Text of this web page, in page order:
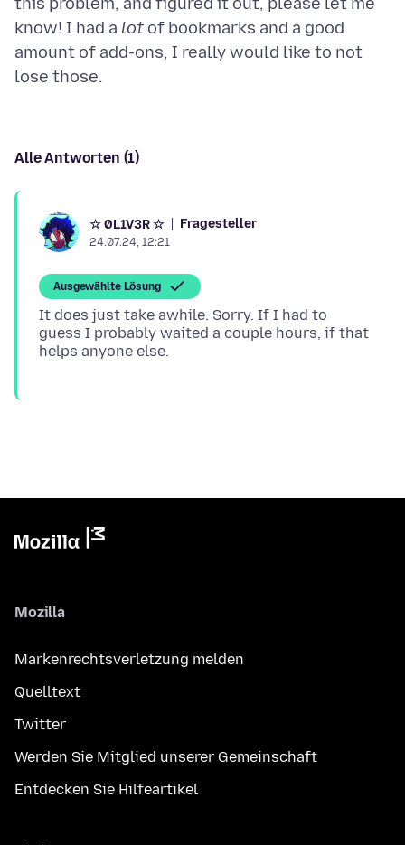
know! I had a lot of bookmarks and a good
amount of add-ons, I really would like to not
Alle Antworten (1)
☆ 0L1V3R ☆ Fragesteller
24.07.24, 12:21
Ausgewählte Lösung
It does just take awhile. Sorry. If I had to
guess I probably waited a couple hours, if that
Mozilla
Markenrechtsverletzung melden
Quelltext
Twitter
Werden Sie Mitglied unserer Gemeinschaft
Entdecken Sie Hilfeartikel